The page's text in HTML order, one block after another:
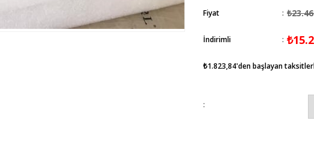
Fiyat :
İndirimli :
₺1.823,84'den başlayan
: